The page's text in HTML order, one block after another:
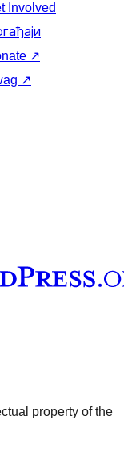
Involved
↗
↗
property of the